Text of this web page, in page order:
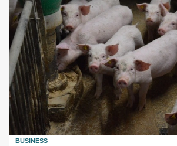
BUSINESS